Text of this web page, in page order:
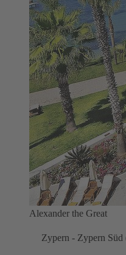
Alexander the Great
Zypern - Zypern Süd